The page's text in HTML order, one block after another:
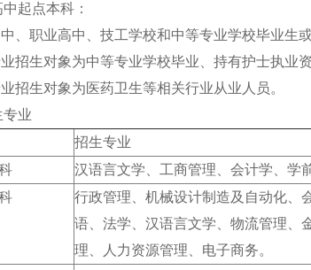
起点本科：
职业高中、技工学校和中等专业学校毕业生或
生对象为中等专业学校毕业、持有护士执业资
生对象为医药卫生等相关行业从业人员。
业
招生专业
汉语言文学、工商管理、会计学、学
行政管理、机械设计制造及自动化、
语、法学、汉语言文学、物流管理、
理、人力资源管理、电子商务。